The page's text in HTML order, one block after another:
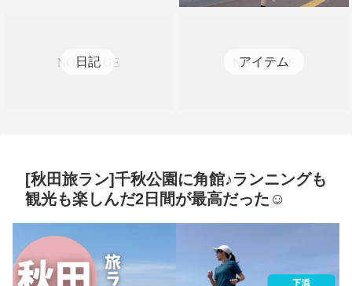
日記 アイテム
[秋田旅ラン]千秋公園に角館♪ランニングも
観光も楽しんだ2日間が最高だった☺️